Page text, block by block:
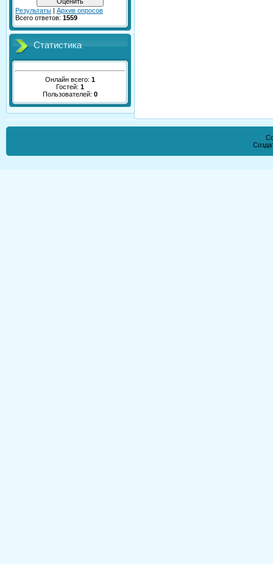
Результаты | Архив опросов
Всего ответов: 1559
Статистика
Онлайн всего: 1
Гостей: 1
Пользователей: 0